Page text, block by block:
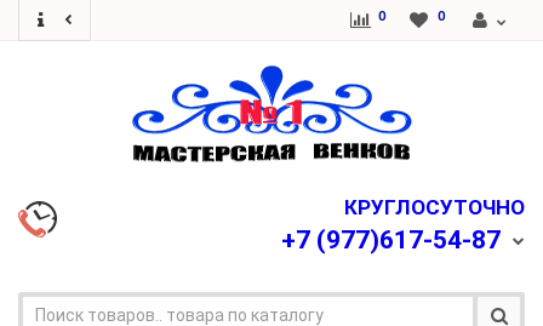
0 0
КРУГЛОСУТОЧНО
+7 (977)617-54-87